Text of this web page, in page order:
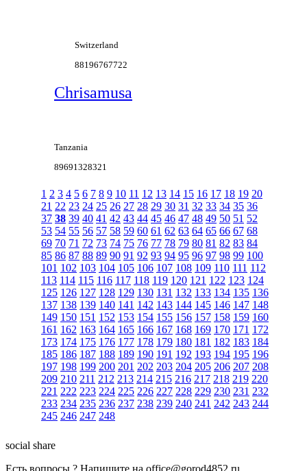
Switzerland
88196767722
Chrisamusa
Tanzania
89691328321
1 2 3 4 5 6 7 8 9 10 11 12 13 14 15 16 17 18 19 20
21 22 23 24 25 26 27 28 29 30 31 32 33 34 35 36
37 38 39 40 41 42 43 44 45 46 47 48 49 50 51 52
53 54 55 56 57 58 59 60 61 62 63 64 65 66 67 68
69 70 71 72 73 74 75 76 77 78 79 80 81 82 83 84
85 86 87 88 89 90 91 92 93 94 95 96 97 98 99 100
101 102 103 104 105 106 107 108 109 110 111 112
113 114 115 116 117 118 119 120 121 122 123 124
125 126 127 128 129 130 131 132 133 134 135 136
137 138 139 140 141 142 143 144 145 146 147 148
149 150 151 152 153 154 155 156 157 158 159 160
161 162 163 164 165 166 167 168 169 170 171 172
173 174 175 176 177 178 179 180 181 182 183 184
185 186 187 188 189 190 191 192 193 194 195 196
197 198 199 200 201 202 203 204 205 206 207 208
209 210 211 212 213 214 215 216 217 218 219 220
221 222 223 224 225 226 227 228 229 230 231 232
233 234 235 236 237 238 239 240 241 242 243 244
245 246 247 248
social share
Есть вопросы ? Напишите на office@gorod4852.ru